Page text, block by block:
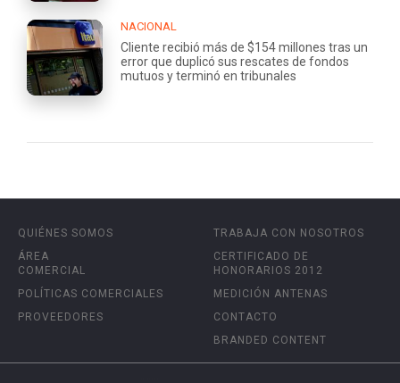
NACIONAL
Cliente recibió más de $154 millones tras un
error que duplicó sus rescates de fondos
mutuos y terminó en tribunales
QUIÉNES SOMOS
ÁREA
COMERCIAL
POLÍTICAS COMERCIALES
PROVEEDORES
TRABAJA CON NOSOTROS
CERTIFICADO DE
HONORARIOS 2012
MEDICIÓN ANTENAS
CONTACTO
BRANDED CONTENT